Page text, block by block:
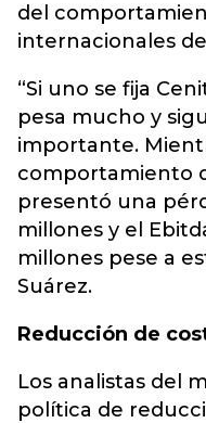
del
internacionales
“Si uno se fija
pesa mucho y
importante.
comportamiento
presentó una
millones y el
millones pese a
Suárez.
Reducción de
Los analistas del
política de